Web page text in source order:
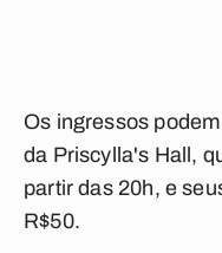
Os ingressos
da Priscylla's Hall,
partir das 20h, e
R$50.